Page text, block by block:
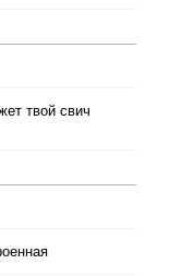
твой свич